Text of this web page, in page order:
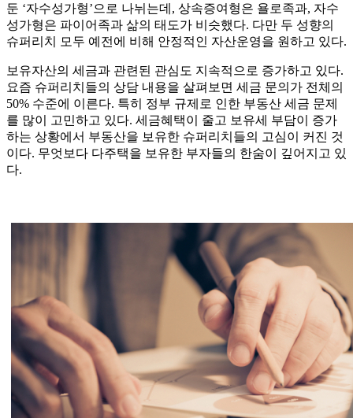
둔 ‘자수성가형’으로 나뉘는데, 상속증여형은 욜로족과, 자수
성가형은 파이어족과 삶의 태도가 비슷했다. 다만 두 성향의
슈퍼리치 모두 예전에 비해 안정적인 자산운영을 원하고 있다.
보유자산의 세금과 관련된 관심도 지속적으로 증가하고 있다.
요즘 슈퍼리치들의 상담 내용을 살펴보면 세금 문의가 전체의
50% 수준에 이른다. 특히 정부 규제로 인한 부동산 세금 문제
를 많이 고민하고 있다. 세금혜택이 줄고 보유세 부담이 증가
하는 상황에서 부동산을 보유한 슈퍼리치들의 고심이 커진 것
이다. 무엇보다 다주택을 보유한 부자들의 한숨이 깊어지고 있
다.